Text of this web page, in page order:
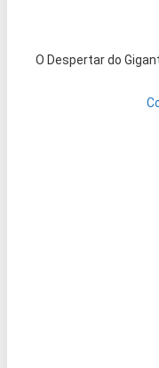
O Despertar do